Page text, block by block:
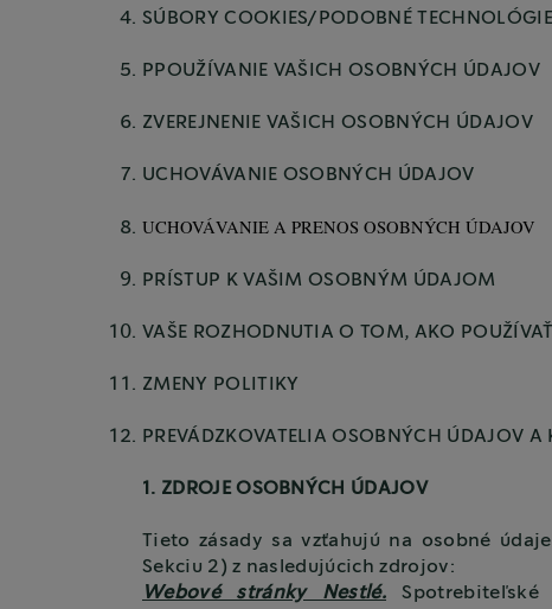
SÚBORY COOKIES/PODOBNÉ
PPOUŽÍVANIE VAŠICH OSOBNÝCH ÚDAJOV
ZVEREJNENIE VAŠICH OSOBNÝCH ÚDAJOV
UCHOVÁVANIE OSOBNÝCH ÚDAJOV
UCHOVÁVANIE A PRENOS OSOBNÝCH ÚDAJOV
PRÍSTUP K VAŠIM OSOBNÝM ÚDAJOM
VAŠE ROZHODNUTIA O TOM, AKO
ZMENY POLITIKY
PREVÁDZKOVATELIA OSOBNÝCH ÚDAJOV A
1. ZDROJE OSOBNÝCH ÚDAJOV
Tieto zásady sa vzťahujú na osobné
Sekciu 2) z nasledujúcich zdrojov:
Webové stránky Nestlé. Spotrebiteľské